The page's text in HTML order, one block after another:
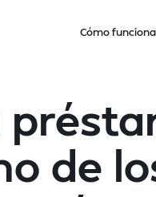
Cómo funciona
de